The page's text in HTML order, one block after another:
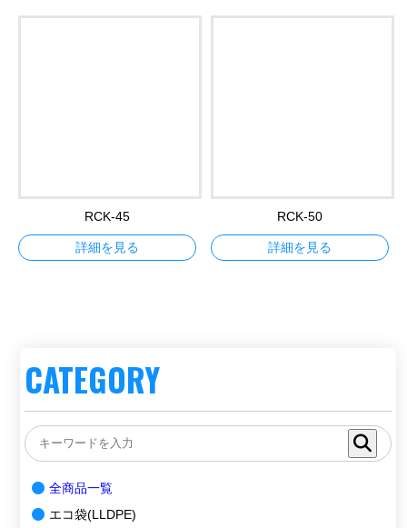
RCK-45
詳細を見る
RCK-50
詳細を見る
CATEGORY
全商品一覧
エコ袋(LLDPE)